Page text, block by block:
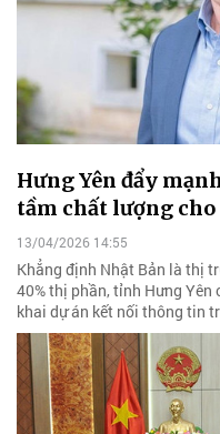
Hưng Yên đẩy
tầm chất lượng
13/04/2026 14:55
Khẳng định Nhật Bản là thị
40% thị phần, tỉnh Hưng
khai dự án kết nối thông tin